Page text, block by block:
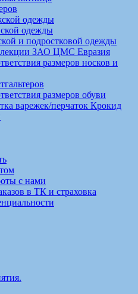
одежды
одежды
и подростковой одежды
ЗАО ЦМС Евразия
размеров носков и
размеров обуви
варежек/перчаток Крокид
с нами
в ТК и страховка